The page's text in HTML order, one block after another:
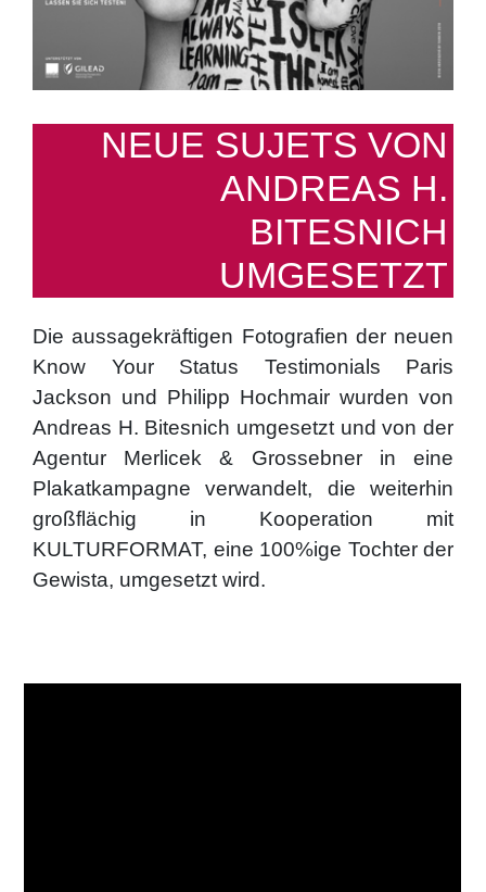
NEUE SUJETS VON
ANDREAS H.
BITESNICH
UMGESETZT
Die aussagekräftigen Fotografien der neuen
Know Your Status Testimonials Paris
Jackson und Philipp Hochmair wurden von
Andreas H. Bitesnich umgesetzt und von der
Agentur Merlicek & Grossebner in eine
Plakatkampagne verwandelt, die weiterhin
großflächig in Kooperation mit
KULTURFORMAT, eine 100%ige Tochter der
Gewista, umgesetzt wird.